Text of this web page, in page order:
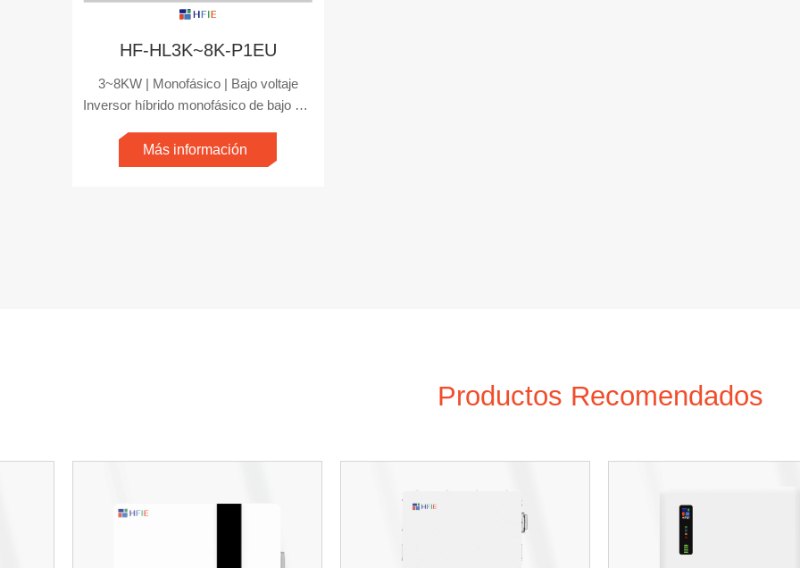
HF-HL3K~8K-P1EU
3~8KW | Monofásico | Bajo voltaje
Inversor híbrido monofásico de bajo voltaje de 3 kW a 8 kW
Más información
Productos Recomendados